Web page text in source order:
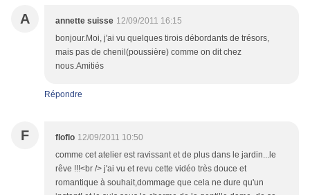
A annette suisse 12/09/2011 16:15
bonjour.Moi, j'ai vu quelques tirois débordants de trésors,
mais pas de chenil(poussière) comme on dit chez
nous.Amitiés
Répondre
F floflo 12/09/2011 10:50
comme cet atelier est ravissant et de plus dans le jardin...le
rêve !!!<br /> j'ai vu et revu cette vidéo très douce et
romantique à souhait,dommage que cela ne dure qu'un